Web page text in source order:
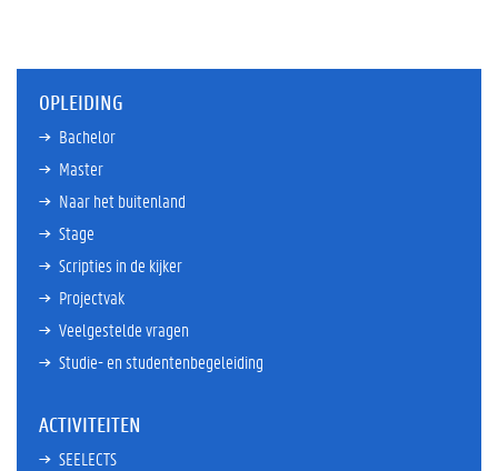
OPLEIDING
Bachelor
Master
Naar het buitenland
Stage
Scripties in de kijker
Projectvak
Veelgestelde vragen
Studie- en studentenbegeleiding
ACTIVITEITEN
SEELECTS